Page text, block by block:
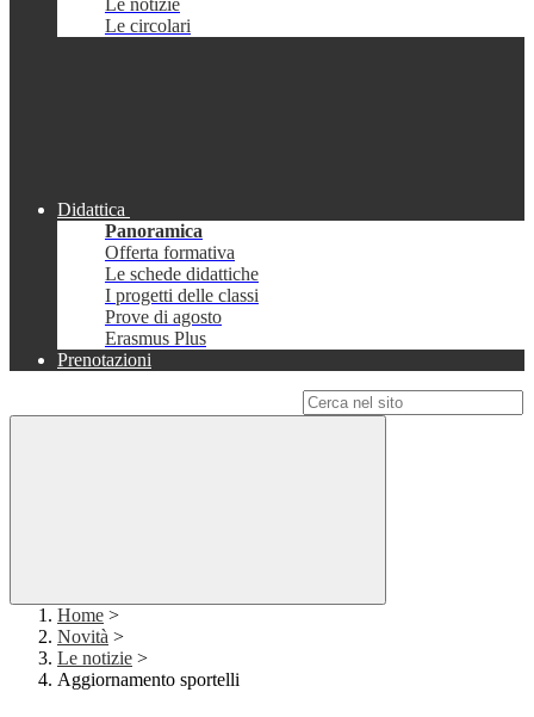
Le notizie
Le circolari
Didattica
Panoramica
Offerta formativa
Le schede didattiche
I progetti delle classi
Prove di agosto
Erasmus Plus
Prenotazioni
Home >
Novità >
Le notizie >
Aggiornamento sportelli